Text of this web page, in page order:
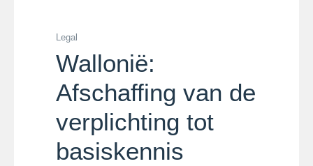
Legal
Wallonië:
Afschaffing van de
verplichting tot
basiskennis